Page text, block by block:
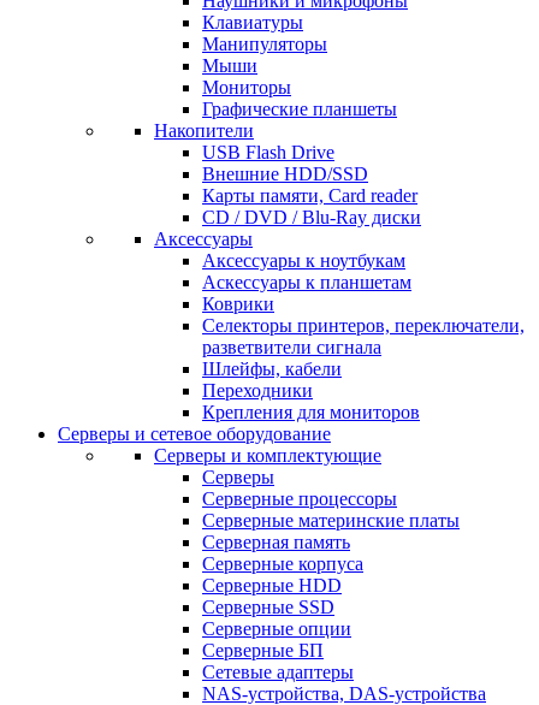
Клавиатуры
Манипуляторы
Мыши
Мониторы
Графические планшеты
Накопители
USB Flash Drive
Внешние HDD/SSD
Карты памяти, Card reader
CD / DVD / Blu-Ray диски
Аксессуары
Аксессуары к ноутбукам
Аскессуары к планшетам
Коврики
Селекторы принтеров, переключатели,
разветвители сигнала
Шлейфы, кабели
Переходники
Крепления для мониторов
Серверы и сетевое оборудование
Серверы и комплектующие
Серверы
Серверные процессоры
Серверные материнские платы
Серверная память
Серверные корпуса
Серверные HDD
Серверные SSD
Серверные опции
Серверные БП
Сетевые адаптеры
NAS-устройства, DAS-устройства